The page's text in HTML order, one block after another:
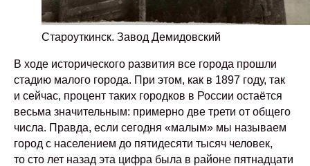
Староуткинск. Завод Демидовский
В ходе исторического развития все города прошли
стадию малого города. При этом, как в 1897 году, так
и сейчас, процент таких городков в России остаётся
весьма значительным: примерно две трети от общего
числа. Правда, если сегодня «малым» мы называем
город с населением до пятидесяти тысяч человек,
то сто лет назад эта цифра была в районе пятнадцати